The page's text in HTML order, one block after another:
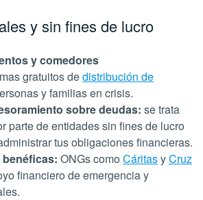
y sin fines de lucro
y comedores
gratuitos dedistribución de
y familias en crisis.
sobre deudas: se trata
parte de entidades sin fines de lucro
tus obligaciones financieras.
ONGs como CáritasyCruz
financiero de emergencia y